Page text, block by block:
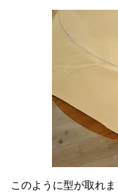
このように型が取れま